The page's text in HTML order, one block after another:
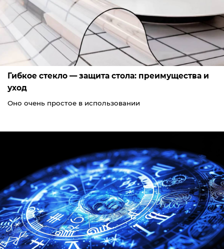
Гибкое стекло — защита стола: преимущества и
уход
Оно очень простое в использовании